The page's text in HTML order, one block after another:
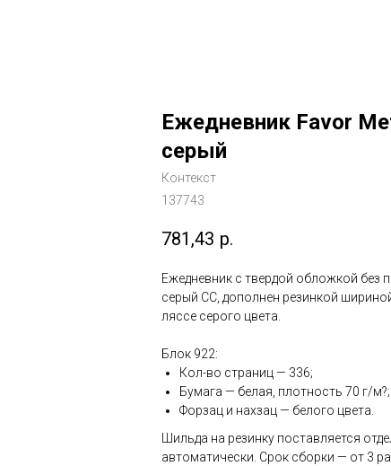
Ежедневник Favor
серый
Контекст
137743
781,43 р.
Ежедневник с твердой обложкой без
серый СС, дополнен резинкой
ляссе серого цвета.
Блок 922:
Кол-во страниц — 336;
Бумага — белая, плотность 70 г/м?;
Форзац и нахзац — белого цвета.
Шильда на резинку поставляется
автоматически. Срок сборки — от 3